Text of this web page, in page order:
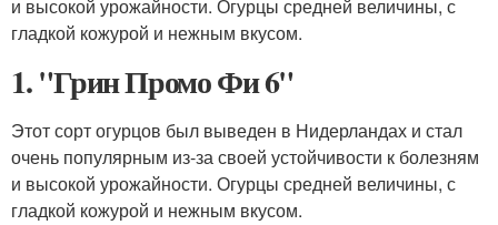
и высокой урожайности. Огурцы средней величины, с
гладкой кожурой и нежным вкусом.
1. "Грин Промо Фи 6"
Этот сорт огурцов был выведен в Нидерландах и стал
очень популярным из-за своей устойчивости к болезням
и высокой урожайности. Огурцы средней величины, с
гладкой кожурой и нежным вкусом.